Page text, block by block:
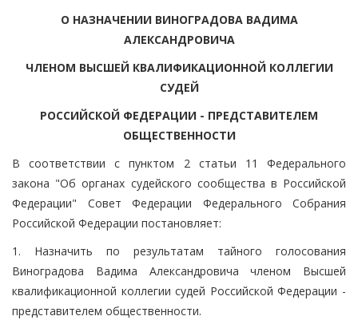
О НАЗНАЧЕНИИ ВИНОГРАДОВА ВАДИМА
АЛЕКСАНДРОВИЧА
ЧЛЕНОМ ВЫСШЕЙ КВАЛИФИКАЦИОННОЙ КОЛЛЕГИИ
СУДЕЙ
РОССИЙСКОЙ ФЕДЕРАЦИИ - ПРЕДСТАВИТЕЛЕМ
ОБЩЕСТВЕННОСТИ
В соответствии с пунктом 2 статьи 11 Федерального
закона "Об органах судейского сообщества в Российской
Федерации" Совет Федерации Федерального Собрания
Российской Федерации постановляет:
1. Назначить по результатам тайного голосования
Виноградова Вадима Александровича членом Высшей
квалификационной коллегии судей Российской Федерации -
представителем общественности.